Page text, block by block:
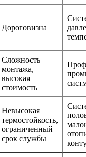
Дороговизна
Сложность
монтажа,
высокая
стоимость
Невысокая
термостойкость,
ограниченный
срок службы